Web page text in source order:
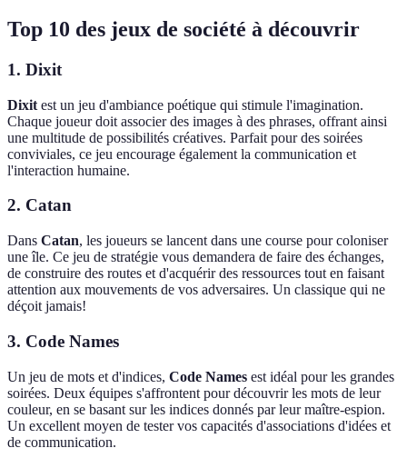
Top 10 des jeux de société à découvrir
1. Dixit
Dixit est un jeu d'ambiance poétique qui stimule l'imagination.
Chaque joueur doit associer des images à des phrases, offrant ainsi
une multitude de possibilités créatives. Parfait pour des soirées
conviviales, ce jeu encourage également la communication et
l'interaction humaine.
2. Catan
Dans Catan, les joueurs se lancent dans une course pour coloniser
une île. Ce jeu de stratégie vous demandera de faire des échanges,
de construire des routes et d'acquérir des ressources tout en faisant
attention aux mouvements de vos adversaires. Un classique qui ne
déçoit jamais!
3. Code Names
Un jeu de mots et d'indices, Code Names est idéal pour les grandes
soirées. Deux équipes s'affrontent pour découvrir les mots de leur
couleur, en se basant sur les indices donnés par leur maître-espion.
Un excellent moyen de tester vos capacités d'associations d'idées et
de communication.